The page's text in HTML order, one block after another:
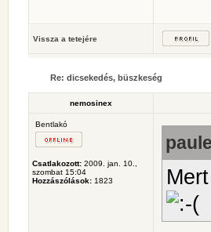
Vissza a tetejére
Re: dicsekedés, büszkeség
nemosinex
Bentlakó
Csatlakozott: 2009. jan. 10.,
szombat 15:04
Hozzászólások: 1823